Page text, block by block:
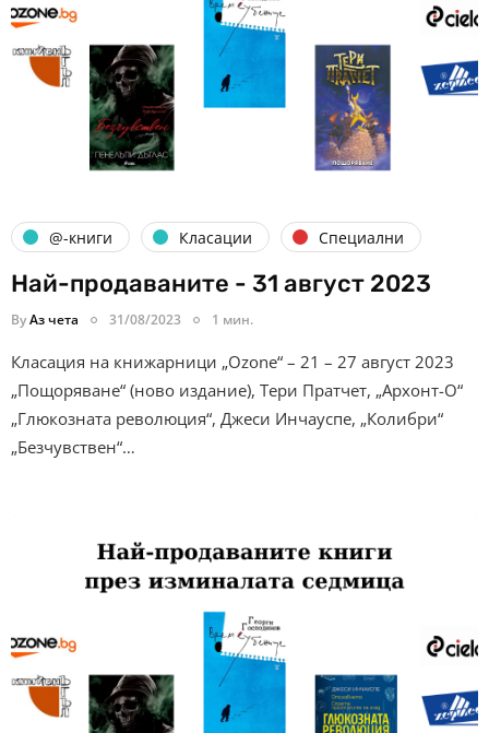
@-книги Класации Специални
Най-продаваните - 31 август 2023
ByАз чета 31/08/2023 1 мин.
Класация на книжарници „Ozone“ – 21 – 27 август 2023
„Пощоряване“ (ново издание), Тери Пратчет, „Архонт-О“
„Глюкозната революция“, Джеси Инчауспе, „Колибри“
„Безчувствен“…